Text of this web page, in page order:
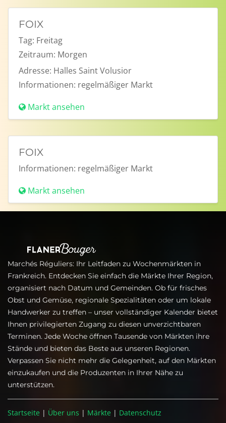
FOIX
Tag: Freitag
Zeitraum: Morgen
Adresse: Halles Saint Volusior
Informationen: regelmäßiger Markt
Markt ansehen
FOIX
Informationen: regelmäßiger Markt
Markt ansehen
Marchés Réguliers: Ihr Leitfaden zu Wochenmärkten in
Frankreich. Entdecken Sie einfach die Märkte Ihrer Region,
organisiert nach Datum und Gemeinden. Ob für frisches
Obst und Gemüse, regionale Spezialitäten oder um lokale
Handwerker zu treffen – unser vollständiger Kalender bietet
Ihnen privilegierten Zugang zu diesen unverzichtbaren
Terminen. Jede Woche öffnen Tausende von Märkten ihre
Stände und bieten das Beste aus unseren Regionen.
Verpassen Sie nicht mehr die Gelegenheit, auf den Märkten
einzukaufen und die Produzenten in Ihrer Nähe zu
unterstützen.
Startseite | Über uns | Märkte | Datenschutz